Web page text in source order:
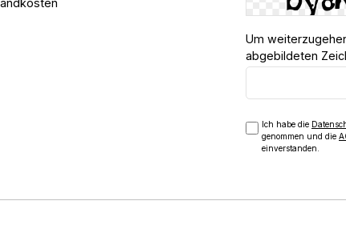
Um
abgebildeten
Ich habe die
genommen und die
einverstanden.